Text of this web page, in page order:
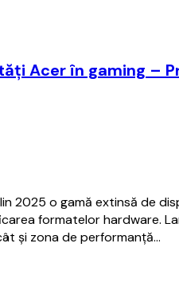
Acer în gaming –
2025 o gamă extinsă de
formatelor hardware.
și zona de performanță…